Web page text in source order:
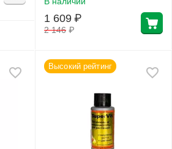
2 146 ₽
1 609 ₽
Высокий рейтинг